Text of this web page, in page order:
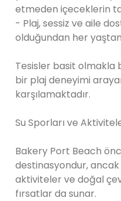
etmeden içeceklerin
- Plaj, sessiz ve aile
olduğundan her
Tesisler basit olmakla
bir plaj deneyimi
karşılamaktadır.
Su Sporları ve
Bakery Port Beach
destinasyondur, ancak
aktiviteler ve doğal
fırsatlar da sunar.